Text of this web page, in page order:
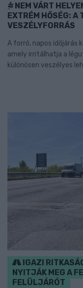
NEM VÁRT
EXTRÉM HŐSÉG:
VESZÉLYFORRÁS
A forró, napos időjárás
amely irritálhatja a
különösen veszélyes
IGAZI
NYITJÁK MEG A
FELÜLJÁRÓT